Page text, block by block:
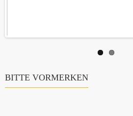
BITTE VORMERKEN